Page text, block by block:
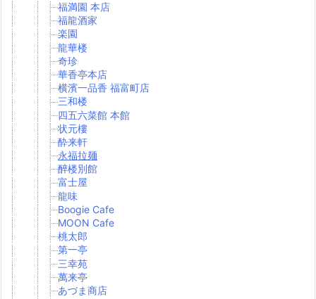
福満園 本店
福龍酒家
楽園
龍華楼
奇珍
華香亭本店
横濱一品香 福富町店
三和楼
四五六菜館 本館
状元樓
酔来軒
永福拉麺
醉楼別館
富士屋
龍味
Boogie Cafe
MOON Cafe
桃太郎
第一亭
三幸苑
萬来亭
あづま商店